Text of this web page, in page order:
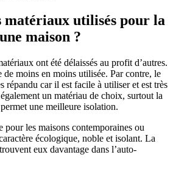
matériaux utilisés pour la
maison ?
ont été délaissés au profit d’autres.
de moins en moins utilisée. Par contre, le
répandu car il est facile à utiliser et est très
un matériau de choix, surtout la
une meilleure isolation.
pour les maisons contemporaines ou
écologique, noble et isolant. La
eux davantage dans l’auto-